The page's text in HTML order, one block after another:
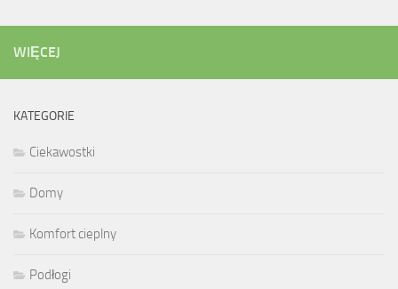
WIĘCEJ
KATEGORIE
Ciekawostki
Domy
Komfort cieplny
Podłogi